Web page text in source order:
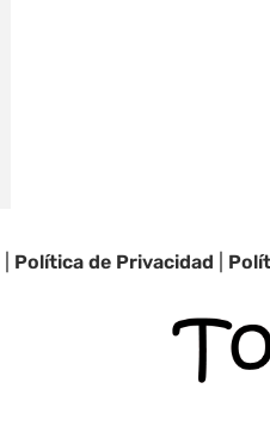
Política de Privacidad